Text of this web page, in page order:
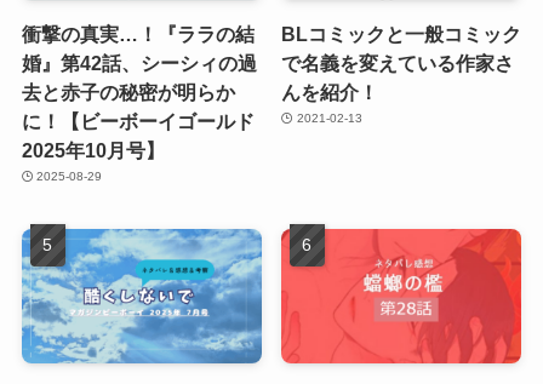
衝撃の真実…！『ララの結
婚』第42話、シーシィの過
去と赤子の秘密が明らか
に！【ビーボーイゴールド
2025年10月号】
2025-08-29
BLコミックと一般コミック
で名義を変えている作家さ
んを紹介！
2021-02-13